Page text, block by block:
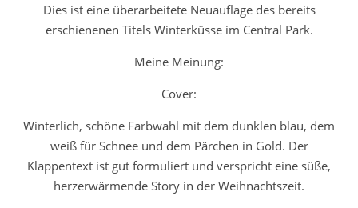
Dies ist eine überarbeitete Neuauflage des bereits
erschienenen Titels Winterküsse im Central Park.
Meine Meinung:
Cover:
Winterlich, schöne Farbwahl mit dem dunklen blau, dem
weiß für Schnee und dem Pärchen in Gold. Der
Klappentext ist gut formuliert und verspricht eine süße,
herzerwärmende Story in der Weihnachtszeit.